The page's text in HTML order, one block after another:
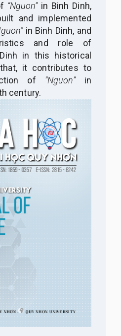
“Nguon” in Binh Dinh,
and implemented
in Binh Dinh, and
and role of
in this historical
it contributes to
of “Nguon”
in
century.